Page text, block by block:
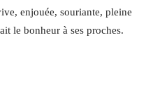
enjouée, souriante, pleine
le bonheur à ses proches.